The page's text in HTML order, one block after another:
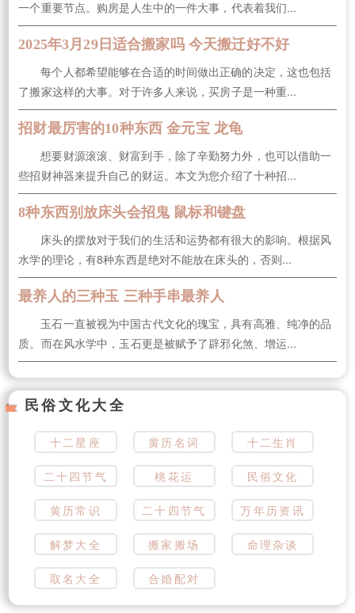
一个重要节点。购房是人生中的一件大事，代表着我们...
2025年3月29日适合搬家吗 今天搬迁好不好
每个人都希望能够在合适的时间做出正确的决定，这也包括
了搬家这样的大事。对于许多人来说，买房子是一种重...
招财最厉害的10种东西 金元宝 龙龟
想要财源滚滚、财富到手，除了辛勤努力外，也可以借助一
些招财神器来提升自己的财运。本文为您介绍了十种招...
8种东西别放床头会招鬼 鼠标和键盘
床头的摆放对于我们的生活和运势都有很大的影响。根据风
水学的理论，有8种东西是绝对不能放在床头的，否则...
最养人的三种玉 三种手串最养人
玉石一直被视为中国古代文化的瑰宝，具有高雅、纯净的品
质。而在风水学中，玉石更是被赋予了辟邪化煞、增运...
民俗文化大全
十二星座 黄历名词 十二生肖
二十四节气 桃花运 民俗文化
黄历常识 二十四节气 万年历资讯
解梦大全 搬家搬场 命理杂谈
取名大全 合婚配对